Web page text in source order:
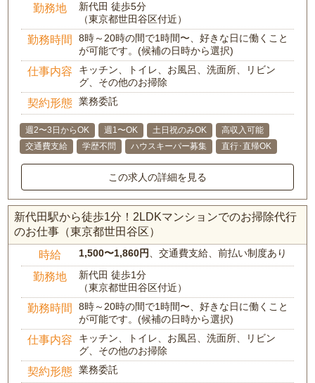
勤務地
新代田 徒歩5分
（東京都世田谷区付近）
勤務時間
8時～20時の間で1時間〜、好きな日に働くこと
が可能です。(候補の日時から選択)
仕事内容
キッチン、トイレ、お風呂、洗面所、リビン
グ、その他のお掃除
契約形態 業務委託
週2〜3日からOK 週1〜OK 土日祝のみOK
高収入可能
交通費支給
学歴不問 ハウスキーパー募集 直行･直帰OK
この求人の詳細を見る
新代田駅から徒歩1分！2LDKマンションでのお掃除代行
のお仕事（東京都世田谷区）
時給 1,500〜1,860円、交通費支給、前払い制度あり
勤務地
新代田 徒歩1分
（東京都世田谷区付近）
勤務時間
8時～20時の間で1時間〜、好きな日に働くこと
が可能です。(候補の日時から選択)
仕事内容
キッチン、トイレ、お風呂、洗面所、リビン
グ、その他のお掃除
契約形態 業務委託